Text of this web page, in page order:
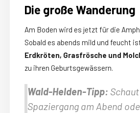
Die große Wanderung
Am Boden wird es jetzt für die
Sobald es abends mild und feucht
Erdkröten, Grasfrösche und
zu ihren Geburtsgewässern.
Wald-Helden-Tipp:
Spaziergang am Abend